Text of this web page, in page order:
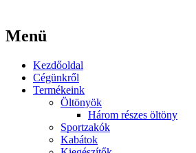
Menü
Kezdőoldal
Cégünkről
Termékeink
Öltönyök
Három részes öltöny
Sportzakók
Kabátok